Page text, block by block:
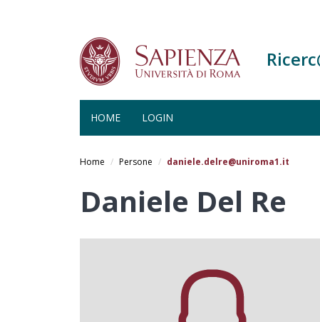
HOME LOGIN
Home Persone daniele.delre@uniroma1.it
Daniele Del Re